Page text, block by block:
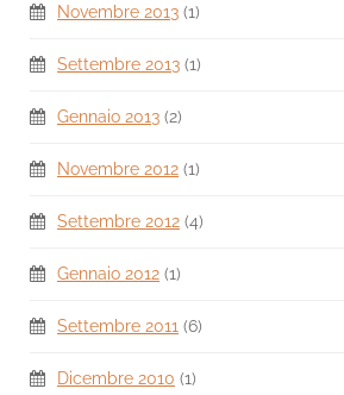
Novembre 2013 (1)
Settembre 2013 (1)
Gennaio 2013 (2)
Novembre 2012 (1)
Settembre 2012 (4)
Gennaio 2012 (1)
Settembre 2011 (6)
Dicembre 2010 (1)